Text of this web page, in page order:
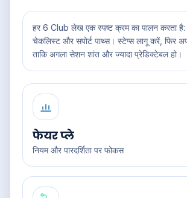
हर 6 Club लेख एक स्पष्ट क्रम का पालन करता है:
चेकलिस्ट और सपोर्ट पाथ्स। स्टेप्स लागू करें, फिर
ताकि अगला सेशन शांत और ज्यादा प्रेडिक्टेबल हो।
फेयर प्ले
नियम और पारदर्शिता पर फोकस